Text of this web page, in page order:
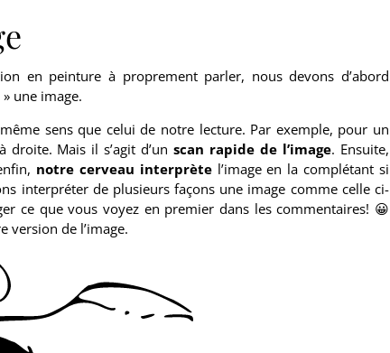
en peinture à proprement parler, nous devons d’abord
une image.
sens que celui de notre lecture. Par exemple, pour un
droite. Mais il s’agit d’unscan rapide de l’image. Ensuite,
notre cerveau interprètel’image en la complétant si
interpréter de plusieurs façons une image comme celle ci-
ce que vous voyez en premier dans les commentaires! 😀
version de l’image.